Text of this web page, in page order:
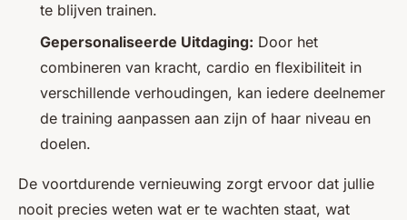
te blijven trainen.
Gepersonaliseerde Uitdaging: Door het
combineren van kracht, cardio en flexibiliteit in
verschillende verhoudingen, kan iedere deelnemer
de training aanpassen aan zijn of haar niveau en
doelen.
De voortdurende vernieuwing zorgt ervoor dat jullie
nooit precies weten wat er te wachten staat, wat